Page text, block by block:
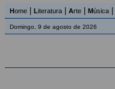
Home Literatura Arte Música
Domingo, 9 de agosto de 2026